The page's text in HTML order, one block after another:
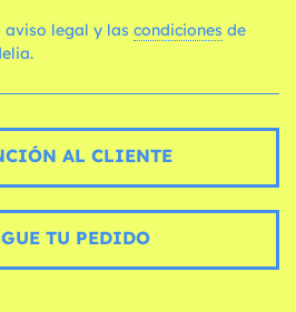
aviso legal y las condiciones
AL CLIENTE
TU PEDIDO